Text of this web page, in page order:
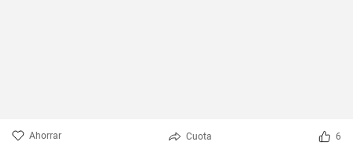
Ahorrar Cuota 6